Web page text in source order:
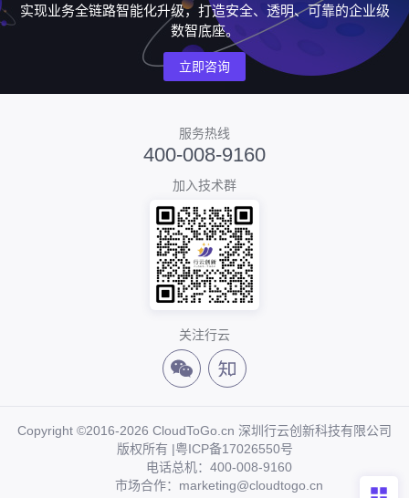
实现业务全链路智能化升级，打造安全、透明、可靠的企业级
数智底座。
立即咨询
服务热线
400-008-9160
加入技术群
关注行云
Copyright ©2016-2026 CloudToGo.cn 深圳行云创新科技有限公司
版权所有 |粤ICP备17026550号
电话总机：400-008-9160
市场合作：marketing@cloudtogo.cn